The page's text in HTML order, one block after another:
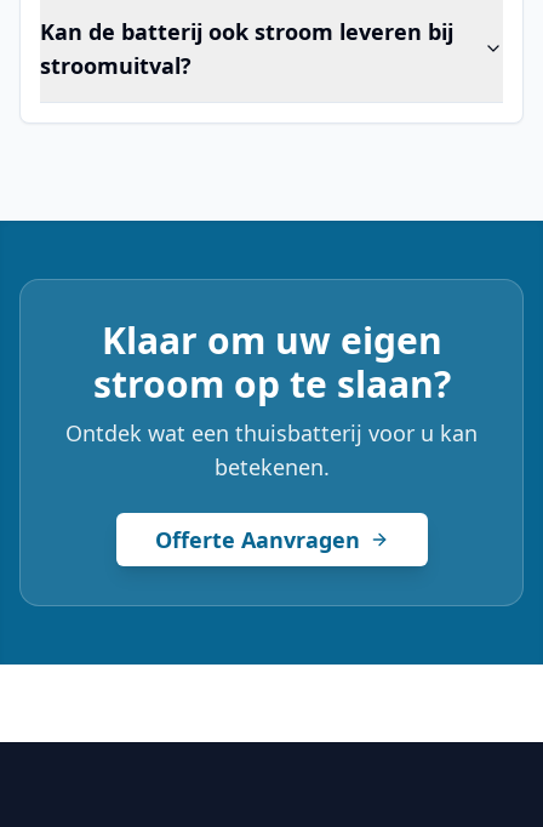
Kan de batterij ook stroom leveren bij
stroomuitval?
Klaar om uw eigen
stroom op te slaan?
Ontdek wat een thuisbatterij voor u kan
betekenen.
Offerte Aanvragen